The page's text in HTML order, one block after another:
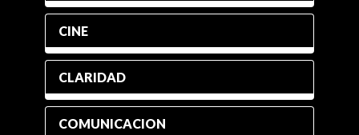
CINE
CLARIDAD
COMUNICACION